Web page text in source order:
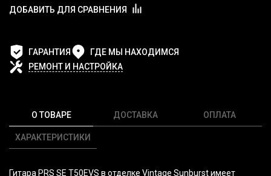
ДОБАВИТЬ ДЛЯ СРАВНЕНИЯ
ГАРАНТИЯ
ГДЕ МЫ НАХОДИМСЯ
РЕМОНТ И НАСТРОЙКА
О ТОВАРЕ
ХАРАКТЕРИСТИКИ
ДОСТАВКА ОПЛАТА
Гитара PRS SE T50EVS в отделке Vintage Sunburst имеет